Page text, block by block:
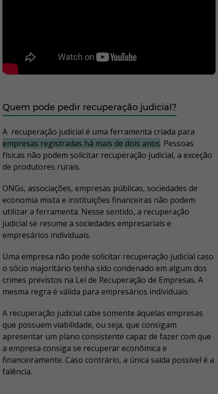
Quem pode pedir recuperação judicial?
A recuperação judicial é uma ferramenta criada para
empresas registradas há mais de dois anos. Pessoas
físicas não podem solicitar recuperação judicial, a exceção
de produtores rurais.
ONGs, associações, empresas públicas, sociedades de
economia mista e instituições financeiras não podem
utilizar a ferramenta. Nesse sentido, a recuperação
judicial se resume a sociedades empresariais e
empresários individuais.
Uma empresa não pode solicitar recuperação judicial caso
o sócio majoritário tenha sido condenado em algum dos
crimes previstos na Lei de Recuperação de Empresas. A
mesma regra é válida para empresários individuais.
A recuperação judicial cabe somente àquelas empresas
que possuem viabilidade, ou seja, que consigam
apresentar um plano consistente capaz de fazer com que
a empresa consiga se recuperar econômica e
financeiramente. Caso contrário, a única saída possível é a
falência.